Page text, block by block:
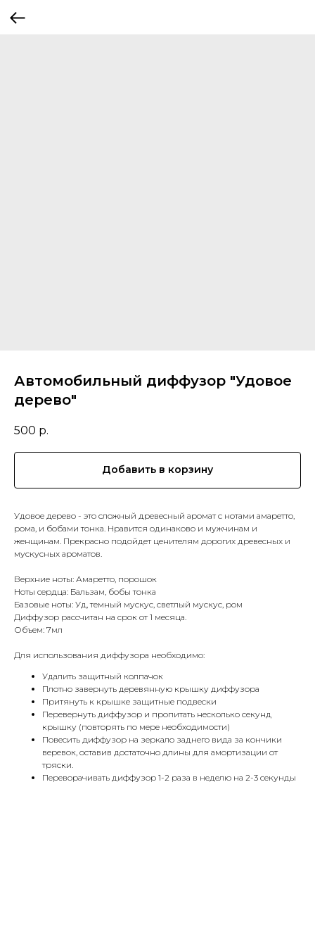
Автомобильный диффузор "Удовое
дерево"
500 р.
Добавить в корзину
Удовое дерево - это сложный древесный аромат с нотами амаретто,
рома, и бобами тонка. Нравится одинаково и мужчинам и
женщинам. Прекрасно подойдет ценителям дорогих древесных и
мускусных ароматов.
Верхние ноты: Амаретто, порошок
Ноты сердца: Бальзам, бобы тонка
Базовые ноты: Уд, темный мускус, светлый мускус, ром
Диффузор рассчитан на срок от 1 месяца.
Объем: 7мл
Для использования диффузора необходимо:
Удалить защитный колпачок
Плотно завернуть деревянную крышку диффузора
Притянуть к крышке защитные подвески
Перевернуть диффузор и пропитать несколько секунд
крышку (повторять по мере необходимости)
Повесить диффузор на зеркало заднего вида за кончики
веревок, оставив достаточно длины для амортизации от
тряски.
Переворачивать диффузор 1-2 раза в неделю на 2-3 секунды